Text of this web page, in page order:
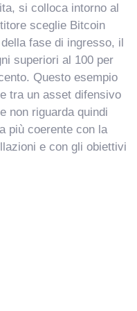
si colloca intorno al
sceglie Bitcoin
fase di ingresso, il
superiori al 100 per
Questo esempio
tra un asset difensivo
non riguarda quindi
più coerente con la
e con gli obiettivi